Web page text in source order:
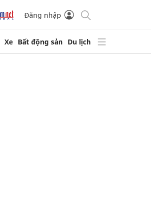
Đăng nhập
Xe Bất động sản Du lịch